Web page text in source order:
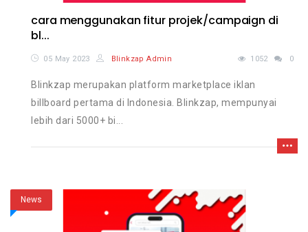
cara menggunakan fitur projek/campaign di
bl...
05 May 2023 Blinkzap Admin 1052 0
Blinkzap merupakan platform marketplace iklan
billboard pertama di Indonesia. Blinkzap, mempunyai
lebih dari 5000+ bi...
News